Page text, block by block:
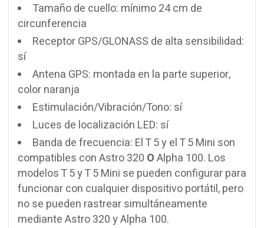
Tamaño de cuello: mínimo 24 cm de
circunferencia
Receptor GPS/GLONASS de alta sensibilidad:
sí
Antena GPS: montada en la parte superior,
color naranja
Estimulación/Vibración/Tono: sí
Luces de localización LED: sí
Banda de frecuencia: El T 5 y el T 5 Mini son
compatibles con Astro 320 OAlpha 100. Los
modelos T 5 y T 5 Mini se pueden configurar para
funcionar con cualquier dispositivo portátil, pero
no se pueden rastrear simultáneamente
mediante Astro 320 y Alpha 100.